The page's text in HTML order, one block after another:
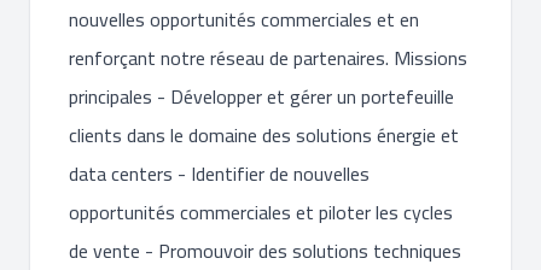
nouvelles opportunités commerciales et en
renforçant notre réseau de partenaires. Missions
principales - Développer et gérer un portefeuille
clients dans le domaine des solutions énergie et
data centers - Identifier de nouvelles
opportunités commerciales et piloter les cycles
de vente - Promouvoir des solutions techniques